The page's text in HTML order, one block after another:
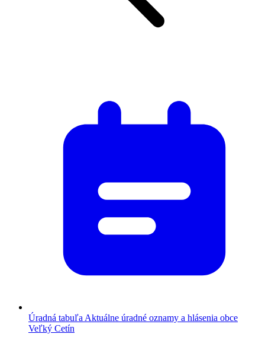
Úradná tabuľa Aktuálne úradné oznamy a hlásenia obce
Veľký Cetín